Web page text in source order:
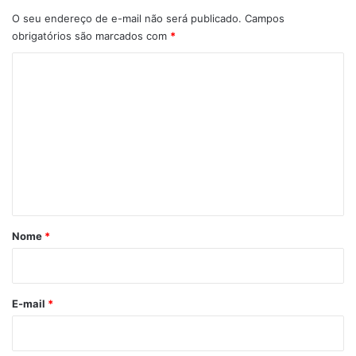
O seu endereço de e-mail não será publicado. Campos
obrigatórios são marcados com *
r
*
Nome *
E-mail *